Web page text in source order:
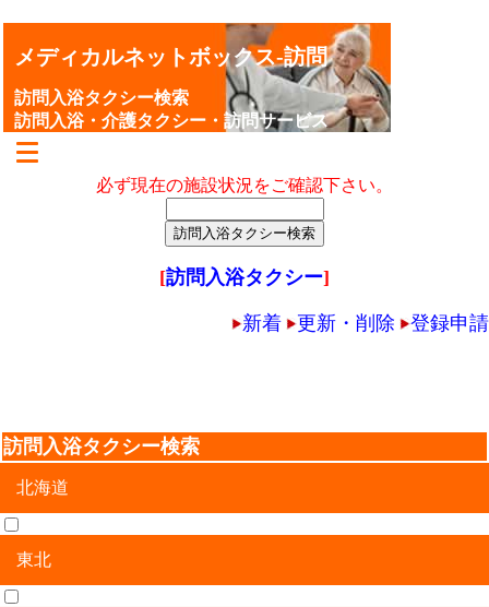
メディカルネットボックス-訪問
訪問入浴タクシー検索
訪問入浴・介護タクシー・訪問サービス
必ず現在の施設状況をご確認下さい。
[訪問入浴タクシー]
新着 更新・削除 登録申請
訪問入浴タクシー検索
北海道
北海道
東北